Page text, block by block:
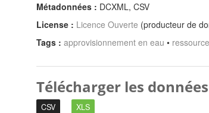
Métadonnées : DCXML, CSV
License : Licence Ouverte (producteur de
Tags : approvisionnement en eau •
Télécharger les données
CSV XLS